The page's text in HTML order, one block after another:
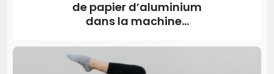
de papier d’aluminium
dans la machine...